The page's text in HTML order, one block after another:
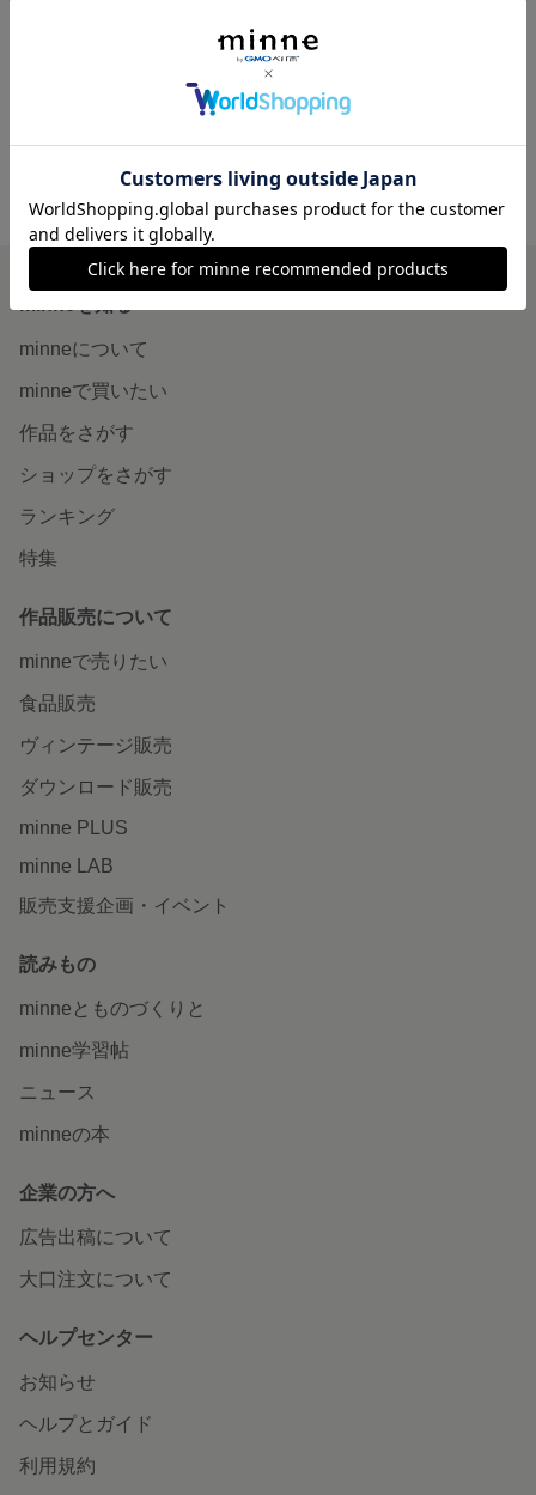
Fishbowl Keycap -金魚-
minne ホーム bravepj の作品一覧
minneについて
minneで買いたい
作品をさがす
ショップをさがす
ランキング
特集
作品販売について
minneで売りたい
食品販売
ヴィンテージ販売
ダウンロード販売
minne PLUS
minne LAB
販売支援企画・イベント
読みもの
minneとものづくりと
minne学習帖
ニュース
minneの本
企業の方へ
広告出稿について
大口注文について
ヘルプセンター
お知らせ
ヘルプとガイド
利用規約